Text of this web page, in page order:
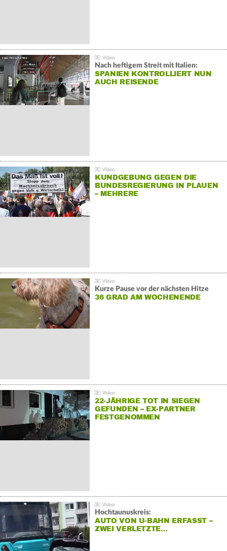
Nach heftigem Streit mit Italien:
SPANIEN KONTROLLIERT NUN
AUCH REISENDE
KUNDGEBUNG GEGEN DIE
BUNDESREGIERUNG IN PLAUEN
– MEHRERE
Kurze Pause vor der nächsten Hitze
36 GRAD AM WOCHENENDE
22-JÄHRIGE TOT IN SIEGEN
GEFUNDEN – EX-PARTNER
FESTGENOMMEN
Hochtaunuskreis:
AUTO VON U-BAHN ERFASST –
ZWEI VERLETZTE…